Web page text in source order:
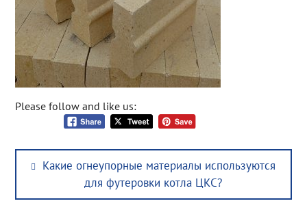
Please follow and like us:
Post
navigation
Previous
Какие огнеупорные материалы используются
для футеровки котла ЦКС?